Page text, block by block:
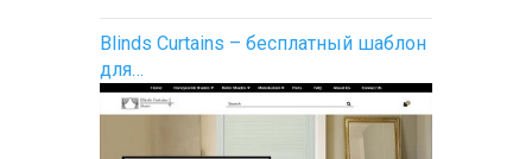
Blinds Curtains – бесплатный шаблон
для…